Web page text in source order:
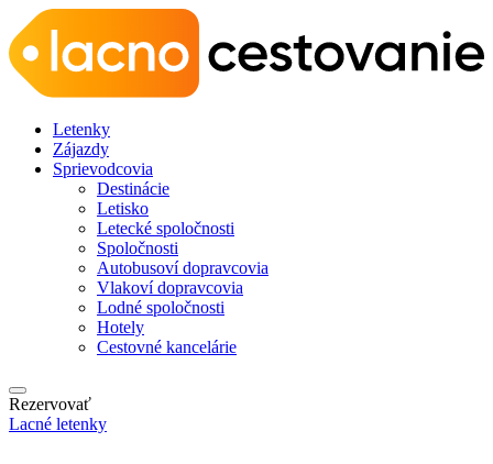
Letenky
Zájazdy
Sprievodcovia
Destinácie
Letisko
Letecké spoločnosti
Spoločnosti
Autobusoví dopravcovia
Vlakoví dopravcovia
Lodné spoločnosti
Hotely
Cestovné kancelárie
Rezervovať
Lacné letenky